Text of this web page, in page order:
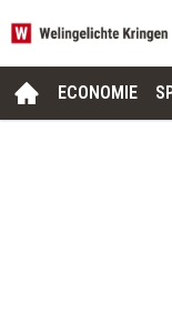
ECONOMIE